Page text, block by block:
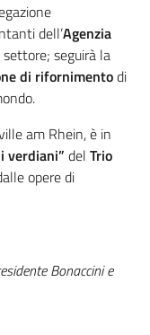
dell’Agenzia
settore; seguirà la
di rifornimentodi
am Rhein, è in
verdiani” del Trio
opere di
Bonaccini e